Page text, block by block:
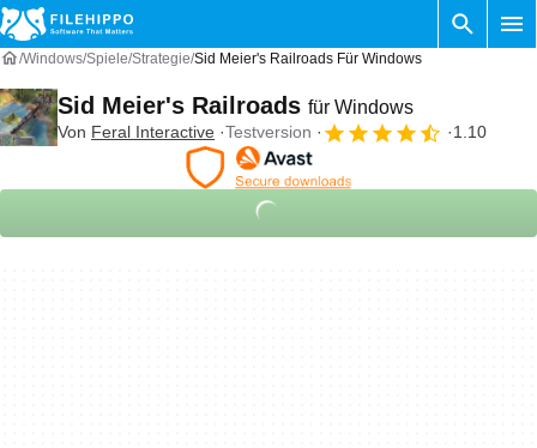
Windows Spiele Strategie Sid Meier's Railroads Für Windows
Sid Meier's Railroads für Windows
Von Feral Interactive Testversion 1.10